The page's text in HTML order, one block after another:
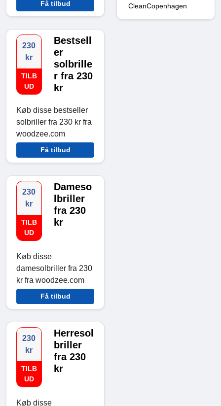
Få tilbud
230
kr
TILB
UD
Bestsell
er
solbrille
r fra 230
kr
Køb disse bestseller
solbriller fra 230 kr fra
woodzee.com
Få tilbud
230
kr
TILB
UD
Dameso
lbriller
fra 230
kr
Køb disse
damesolbriller fra 230
kr fra woodzee.com
Få tilbud
230
kr
TILB
UD
Herresol
briller
fra 230
kr
Køb disse
CleanCopenhagen